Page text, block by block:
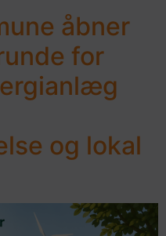
åbner
for
og lokal